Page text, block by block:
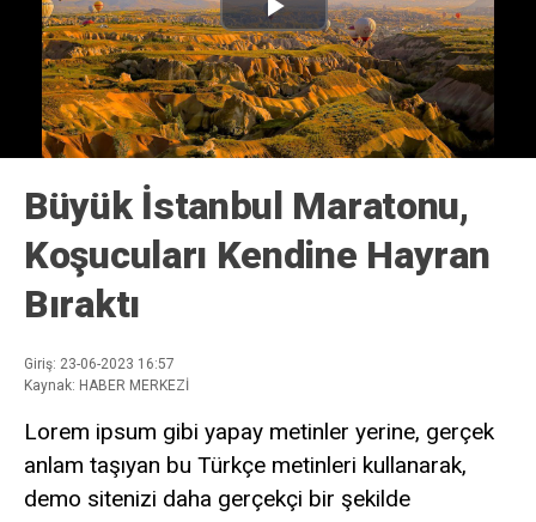
Play
Video
Büyük İstanbul Maratonu,
Koşucuları Kendine Hayran
Bıraktı
Giriş: 23-06-2023 16:57
Kaynak: HABER MERKEZİ
Lorem ipsum gibi yapay metinler yerine, gerçek
anlam taşıyan bu Türkçe metinleri kullanarak,
demo sitenizi daha gerçekçi bir şekilde